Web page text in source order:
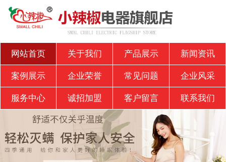
网站首页 关于我们 产品展示 新闻资讯
案例展示 企业荣誉 常见问题 企业风采
服务中心 诚招加盟 客户留言 联系我们